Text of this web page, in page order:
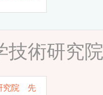
技術研究
究院 先